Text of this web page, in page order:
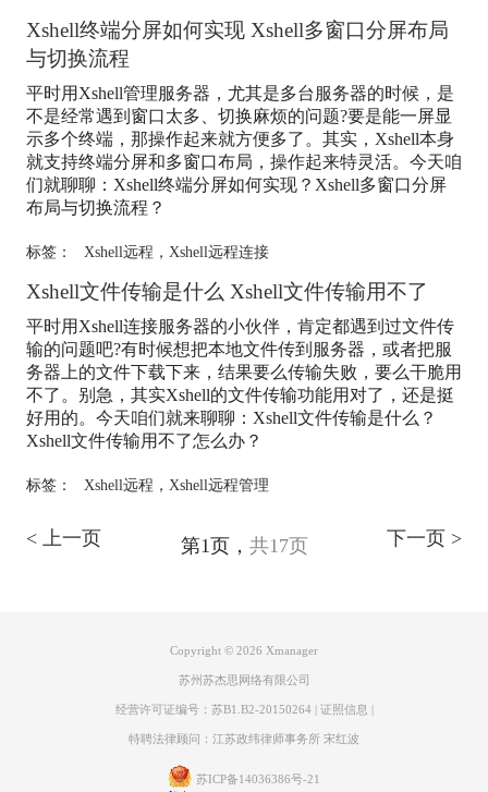
Xshell终端分屏如何实现 Xshell多窗口分屏布局
与切换流程
平时用Xshell管理服务器，尤其是多台服务器的时候，是
不是经常遇到窗口太多、切换麻烦的问题?要是能一屏显
示多个终端，那操作起来就方便多了。其实，Xshell本身
就支持终端分屏和多窗口布局，操作起来特灵活。今天咱
们就聊聊：Xshell终端分屏如何实现？Xshell多窗口分屏
布局与切换流程？
标签： Xshell远程 ， Xshell远程连接
Xshell文件传输是什么 Xshell文件传输用不了
平时用Xshell连接服务器的小伙伴，肯定都遇到过文件传
输的问题吧?有时候想把本地文件传到服务器，或者把服
务器上的文件下载下来，结果要么传输失败，要么干脆用
不了。别急，其实Xshell的文件传输功能用对了，还是挺
好用的。今天咱们就来聊聊：Xshell文件传输是什么？
Xshell文件传输用不了怎么办？
标签： Xshell远程 ， Xshell远程管理
< 上一页 第1页， 共17页 下一页 >
Copyright © 2026 Xmanager
苏州苏杰思网络有限公司
经营许可证编号：苏B1.B2-20150264| 证照信息 |
特聘法律顾问：江苏政纬律师事务所 宋红波
苏ICP备14036386号-21